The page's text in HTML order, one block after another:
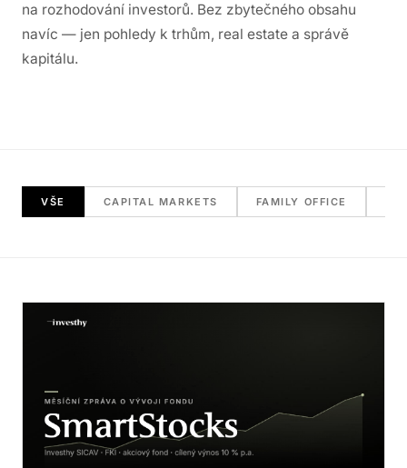
na rozhodování investorů. Bez zbytečného obsahu
navíc — jen pohledy k trhům, real estate a správě
kapitálu.
VŠE CAPITAL MARKETS FAMILY OFFICE